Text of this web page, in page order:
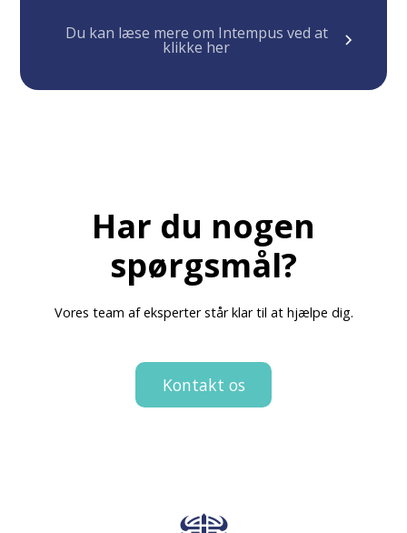
Du kan læse mere om Intempus ved at
klikke her
Har du nogen
spørgsmål?
Vores team af eksperter står klar til at hjælpe dig.
Kontakt os